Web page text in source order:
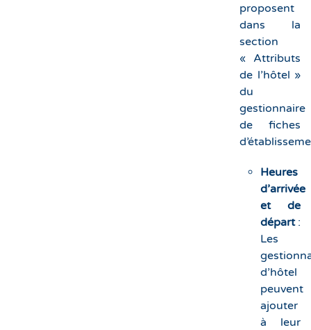
proposent
dans la
section
« Attributs
de l’hôtel »
du
gestionnaire
de fiches
Heures
d’arrivée
et de
départ :
Les
d’hôtel
peuvent
ajouter
à leur